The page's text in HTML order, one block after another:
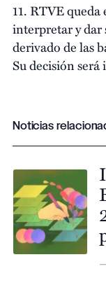
11. RTVE
interpretar y dar
derivado de las
Su decisión será
Noticias